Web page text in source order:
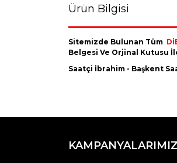
Ürün Bilgisi
Sitemizde Bulunan Tüm
Belgesi Ve Orjinal Kutusu
Saatçi İbrahim - Başkent
Görüş ve önerileriniz için
Ürün resmi kalitesiz,